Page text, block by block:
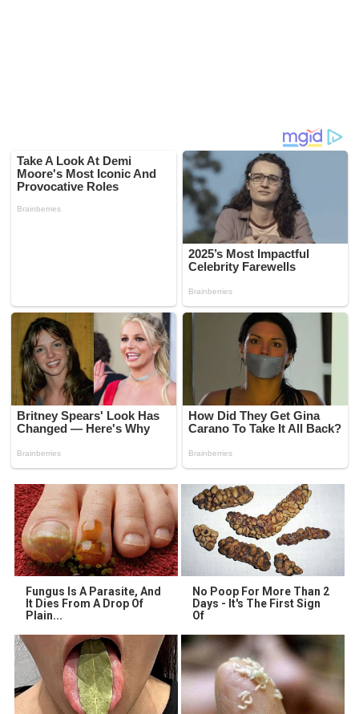
Fungus Is A Parasite, And
It Dies From A Drop Of
Plain...
No Poop For More Than 2
Days - It's The First Sign
Of